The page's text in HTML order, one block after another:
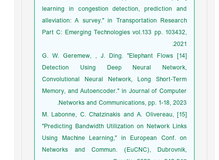
learning in congestion detection, prediction and
alleviation: A survey." in Transportation Research
Part C: Emerging Technologies vol.133 pp. 103432,
2021.
[14] G. W. Geremew, , J. Ding. "Elephant Flows
Detection Using Deep Neural Network,
Convolutional Neural Network, Long Short‐Term
Memory, and Autoencoder." in Journal of Computer
Networks and Communications, pp. 1-18, 2023.
[15] M. Labonne, C. Chatzinakis and A. Olivereau,
"Predicting Bandwidth Utilization on Network Links
Using Machine Learning," in European Conf. on
Networks and Commun. (EuCNC), Dubrovnik,